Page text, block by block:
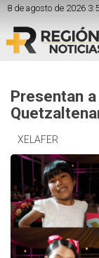
8 de agosto de 2026
Presentan
XELAFER